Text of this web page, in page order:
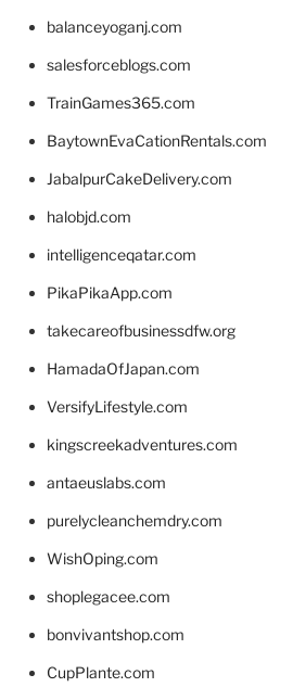
balanceyoganj.com
salesforceblogs.com
TrainGames365.com
BaytownEvaCationRentals.com
JabalpurCakeDelivery.com
halobjd.com
intelligenceqatar.com
PikaPikaApp.com
takecareofbusinessdfw.org
HamadaOfJapan.com
VersifyLifestyle.com
kingscreekadventures.com
antaeuslabs.com
purelycleanchemdry.com
WishOping.com
shoplegacee.com
bonvivantshop.com
CupPlante.com